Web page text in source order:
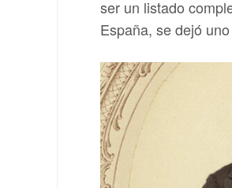
ser un listado
España, se dejó